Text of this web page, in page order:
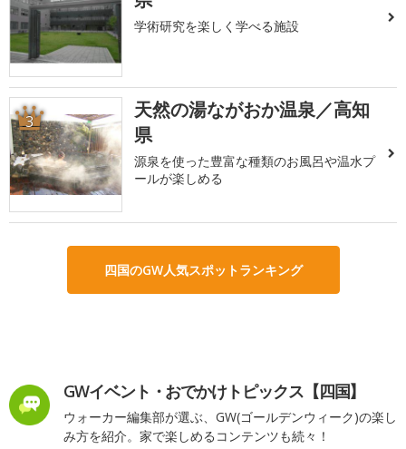
学術研究を楽しく学べる施設
3
天然の湯ながおか温泉／高知
県
源泉を使った豊富な種類のお風呂や温水プ
ールが楽しめる
四国のGW人気スポットランキング
GWイベント・おでかけトピックス【四国】
ウォーカー編集部が選ぶ、GW(ゴールデンウィーク)の楽し
み方を紹介。家で楽しめるコンテンツも続々！